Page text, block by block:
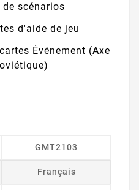
de scénarios
d'aide de jeu
Événement (Axe
GMT2103
Français